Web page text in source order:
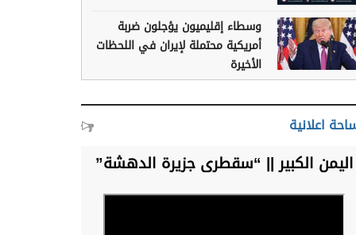
وسطاء إقليميون يؤجلون ضربة
أمريكية محتملة لإيران في اللحظات
الأخيرة
اعلانية
اليمن الكبير || “سقطرى جزيرة الدهشة”